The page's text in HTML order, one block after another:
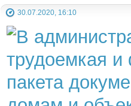
30.07.2020, 16:10